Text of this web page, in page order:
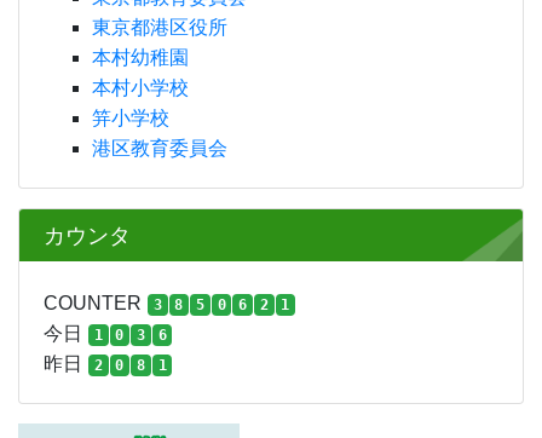
東京都港区役所
本村幼稚園
本村小学校
笄小学校
港区教育委員会
カウンタ
COUNTER 3 8 5 0 6 2 1
今日 1 0 3 6
昨日 2 0 8 1